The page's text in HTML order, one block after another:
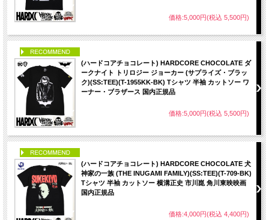
価格:5,000円(税込 5,500円)
(ハードコアチョコレート) HARDCORE CHOCOLATE ダ
ークナイト トリロジー ジョーカー (サプライズ・ブラッ
ク)(SS:TEE)(T-1955KK-BK) Tシャツ 半袖 カットソー ワ
ーナー・ブラザース 国内正規品
価格:5,000円(税込 5,500円)
(ハードコアチョコレート) HARDCORE CHOCOLATE 犬
神家の一族 (THE INUGAMI FAMILY)(SS:TEE)(T-709-BK)
Tシャツ 半袖 カットソー 横溝正史 市川崑 角川東映映画
国内正規品
価格:4,000円(税込 4,400円)